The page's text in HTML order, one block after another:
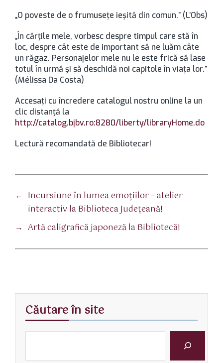
„O poveste de o frumusețe ieșită din comun.” (L’Obs)
„În cărțile mele, vorbesc despre timpul care stă în
loc, despre cât este de important să ne luăm câte
un răgaz. Personajelor mele nu le este frică să lase
totul în urmă și să deschidă noi capitole în viața lor.”
(Mélissa Da Costa)
Accesaţi cu încredere catalogul nostru online la un
clic distanţă la
http://catalog.bjbv.ro:8280/liberty/libraryHome.do
Lectură recomandată de Bibliotecar!
← Incursiune în lumea emoțiilor – atelier
interactiv la Biblioteca Județeană!
→ Artă caligrafică japoneză la Bibliotecă!
Căutare în site